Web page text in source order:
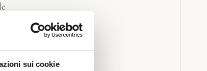
sui cookie
da lt 0,75
violaceo